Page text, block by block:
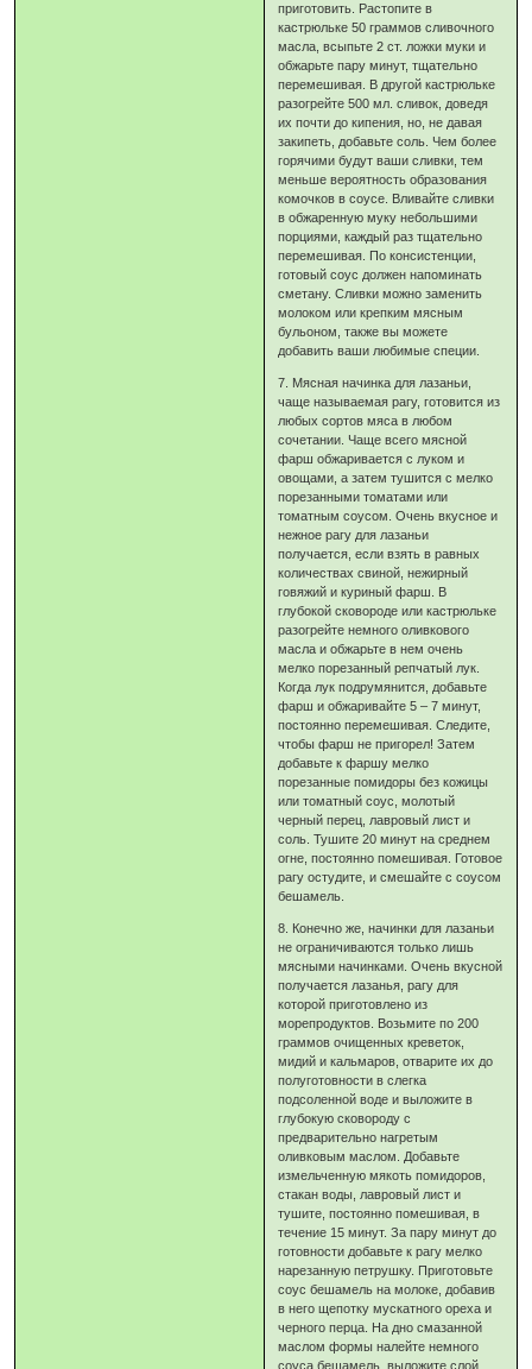
приготовить. Растопите в
кастрюльке 50 граммов сливочного
масла, всыпьте 2 ст. ложки муки и
обжарьте пару минут, тщательно
перемешивая. В другой кастрюльке
разогрейте 500 мл. сливок, доведя
их почти до кипения, но, не давая
закипеть, добавьте соль. Чем более
горячими будут ваши сливки, тем
меньше вероятность образования
комочков в соусе. Вливайте сливки
в обжаренную муку небольшими
порциями, каждый раз тщательно
перемешивая. По консистенции,
готовый соус должен напоминать
сметану. Сливки можно заменить
молоком или крепким мясным
бульоном, также вы можете
добавить ваши любимые специи.
7. Мясная начинка для лазаньи,
чаще называемая рагу, готовится из
любых сортов мяса в любом
сочетании. Чаще всего мясной
фарш обжаривается с луком и
овощами, а затем тушится с мелко
порезанными томатами или
томатным соусом. Очень вкусное и
нежное рагу для лазаньи
получается, если взять в равных
количествах свиной, нежирный
говяжий и куриный фарш. В
глубокой сковороде или кастрюльке
разогрейте немного оливкового
масла и обжарьте в нем очень
мелко порезанный репчатый лук.
Когда лук подрумянится, добавьте
фарш и обжаривайте 5 – 7 минут,
постоянно перемешивая. Следите,
чтобы фарш не пригорел! Затем
добавьте к фаршу мелко
порезанные помидоры без кожицы
или томатный соус, молотый
черный перец, лавровый лист и
соль. Тушите 20 минут на среднем
огне, постоянно помешивая. Готовое
рагу остудите, и смешайте с соусом
бешамель.
8. Конечно же, начинки для лазаньи
не ограничиваются только лишь
мясными начинками. Очень вкусной
получается лазанья, рагу для
которой приготовлено из
морепродуктов. Возьмите по 200
граммов очищенных креветок,
мидий и кальмаров, отварите их до
полуготовности в слегка
подсоленной воде и выложите в
глубокую сковороду с
предварительно нагретым
оливковым маслом. Добавьте
измельченную мякоть помидоров,
стакан воды, лавровый лист и
тушите, постоянно помешивая, в
течение 15 минут. За пару минут до
готовности добавьте к рагу мелко
нарезанную петрушку. Приготовьте
соус бешамель на молоке, добавив
в него щепотку мускатного ореха и
черного перца. На дно смазанной
маслом формы налейте немного
соуса бешамель, выложите слой